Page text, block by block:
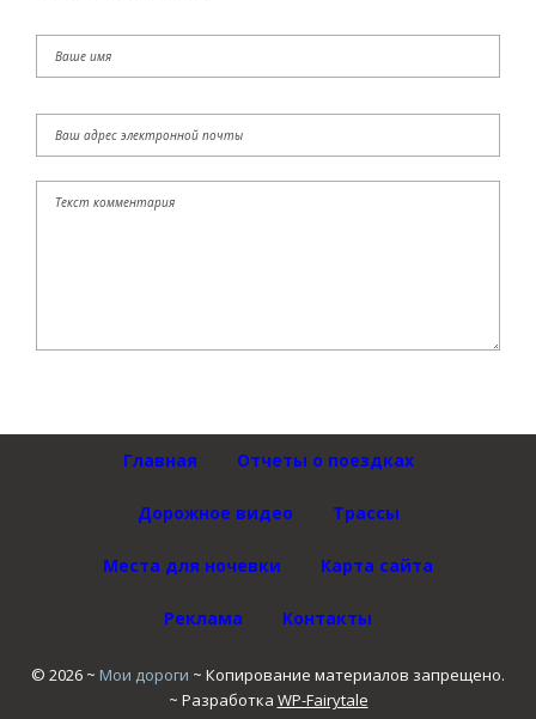
Главная Отчеты о поездках
Дорожное видео Трассы
Места для ночевки Карта сайта
Реклама Контакты
© 2026 ~ Мои дороги ~ Копирование материалов запрещено.
~ Разработка WP-Fairytale